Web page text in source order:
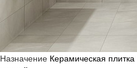
Назначение Керамическая плитка